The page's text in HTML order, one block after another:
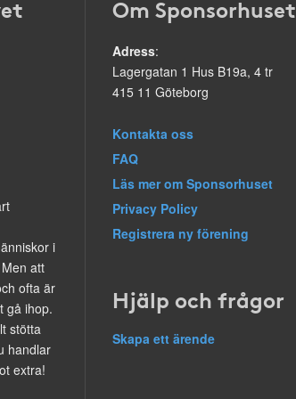
i
att
ofta är
gå ihop.
stötta
handlar
extra!
Om Sponsorhuset
Adress:
Lagergatan 1 Hus B19a, 4 tr
415 11 Göteborg
Kontakta oss
FAQ
Läs mer om Sponsorhuset
Privacy Policy
Registrera ny förening
Hjälp och frågor
Skapa ett ärende